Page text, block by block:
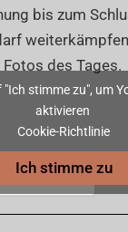
bis zum
des Tages.
"Ich stimme zu", um
aktivieren
Cookie-Richtlinie
Ich stimme zu